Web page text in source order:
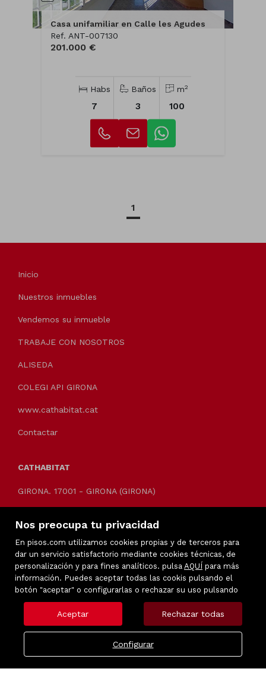
Nos preocupa tu privacidad
En pisos.com utilizamos cookies propias y de terceros para
dar un servicio satisfactorio mediante cookies técnicas, de
personalización y para fines analíticos. pulsa AQUÍ para más
información. Puedes aceptar todas las cookis pulsando el
botón "aceptar" o configurarlas o rechazar su uso pulsando
Aceptar Rechazar todas
Configurar
Casa unifamiliar en Calle les Agudes
Ref. ANT-007130
201.000 €
Habs
7
Baños
3
m2
100
1
Inicio
Nuestros inmuebles
Vendemos su inmueble
TRABAJE CON NOSOTROS
ALISEDA
COLEGI API GIRONA
www.cathabitat.cat
Contactar
CATHABITAT
GIRONA. 17001 - GIRONA (GIRONA)
cathabitat@cathabitat.cat